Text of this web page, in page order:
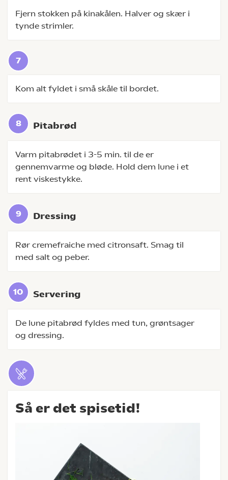
Fjern stokken på kinakålen. Halver og skær i
tynde strimler.
Kom alt fyldet i små skåle til bordet.
Pitabrød
Varm pitabrødet i 3-5 min. til de er
gennemvarme og bløde. Hold dem lune i et
rent viskestykke.
Dressing
Rør cremefraiche med citronsaft. Smag til
med salt og peber.
Servering
De lune pitabrød fyldes med tun, grøntsager
og dressing.
Så er det spisetid!